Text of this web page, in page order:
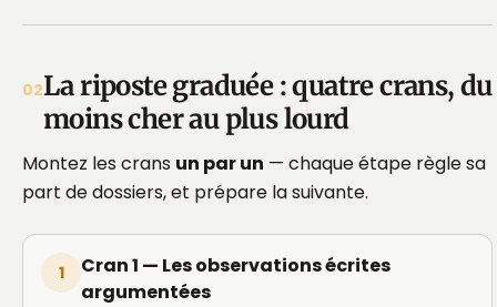
02La riposte graduée : quatre crans, du
moins cher au plus lourd
Montez les crans un par un — chaque étape règle sa
part de dossiers, et prépare la suivante.
1
Cran 1 — Les observations écrites
argumentées